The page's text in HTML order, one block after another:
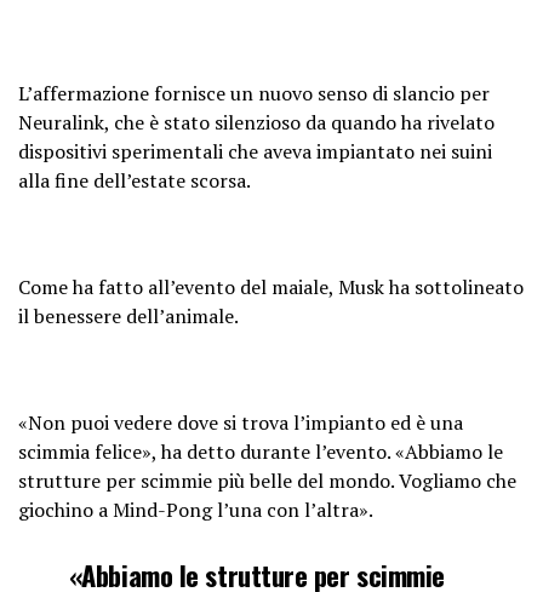
L’affermazione fornisce un nuovo senso di slancio per
Neuralink, che è stato silenzioso da quando ha rivelato
dispositivi sperimentali che aveva impiantato nei suini
alla fine dell’estate scorsa.
Come ha fatto all’evento del maiale, Musk ha sottolineato
il benessere dell’animale.
«Non puoi vedere dove si trova l’impianto ed è una
scimmia felice», ha detto durante l’evento. «Abbiamo le
strutture per scimmie più belle del mondo. Vogliamo che
giochino a Mind-Pong l’una con l’altra».
«Abbiamo le strutture per scimmie